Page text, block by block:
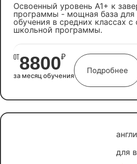
Освоенный уровень А1+ к
программы - мощная база для
обучения в средних классах
школьной программы.
от 8800₽
за месяц обучения
Подробнее
для